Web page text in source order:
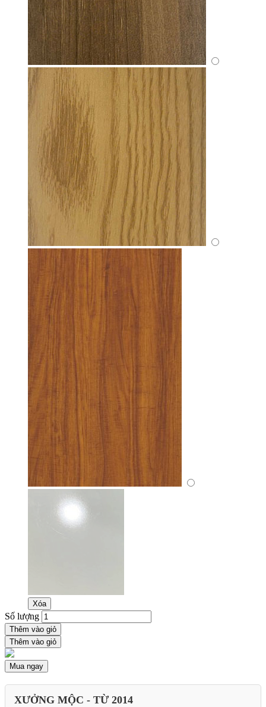
Xóa
Số lượng
Thêm vào giỏ
Thêm vào giỏ
Mua ngay
XƯỞNG MỘC - TỪ 2014